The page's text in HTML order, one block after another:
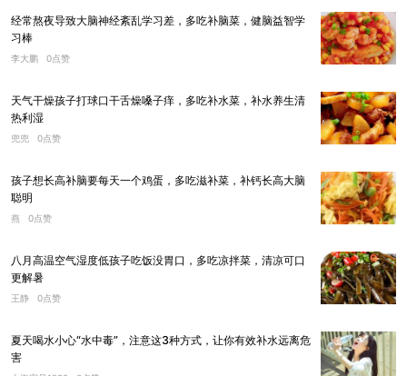
经常熬夜导致大脑神经紊乱学习差，多吃补脑菜，健脑益智学
习棒
李大鹏 0点赞
天气干燥孩子打球口干舌燥嗓子痒，多吃补水菜，补水养生清
热利湿
兜兜 0点赞
孩子想长高补脑要每天一个鸡蛋，多吃滋补菜，补钙长高大脑
聪明
燕 0点赞
八月高温空气湿度低孩子吃饭没胃口，多吃凉拌菜，清凉可口
更解暑
王静 0点赞
夏天喝水小心“水中毒”，注意这3种方式，让你有效补水远离危
害